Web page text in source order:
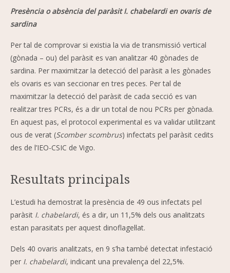
Presència o absència del paràsit I. chabelardi en ovaris de
sardina
Per tal de comprovar si existia la via de transmissió vertical
(gònada – ou) del paràsit es van analitzar 40 gònades de
sardina. Per maximitzar la detecció del paràsit a les gònades
els ovaris es van seccionar en tres peces. Per tal de
maximitzar la detecció del paràsit de cada secció es van
realitzar tres PCRs, és a dir un total de nou PCRs per gònada.
En aquest pas, el protocol experimental es va validar utilitzant
ous de verat (Scomber scombrus) infectats pel paràsit cedits
des de l’IEO-CSIC de Vigo.
Resultats principals
L’estudi ha demostrat la presència de 49 ous infectats pel
paràsit I. chabelardi, és a dir, un 11,5% dels ous analitzats
estan parasitats per aquest dinoflagel·lat.
Dels 40 ovaris analitzats, en 9 s’ha també detectat infestació
per I. chabelardi, indicant una prevalença del 22,5%.